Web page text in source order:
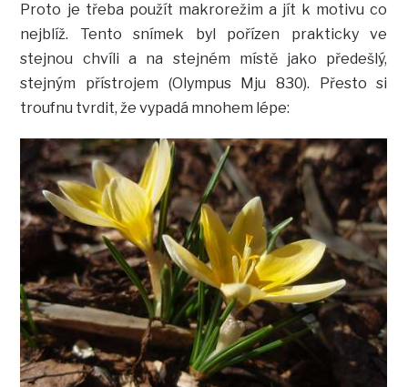
Proto je třeba použít makrorežim a jít k motivu co
nejblíž. Tento snímek byl pořízen prakticky ve
stejnou chvíli a na stejném místě jako předešlý,
stejným přístrojem (Olympus Mju 830). Přesto si
troufnu tvrdit, že vypadá mnohem lépe: